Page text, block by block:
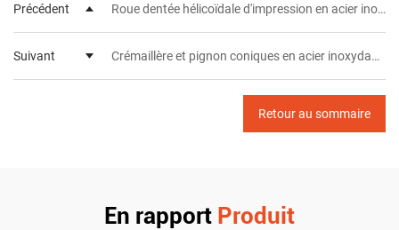
Précédent Roue dentée hélicoïdale d'impression en acier inoxydable de haute précision SUS303 304 S45C, en vente en gros
Suivant Crémaillère et pignon coniques en acier inoxydable de qualité supérieure, fabriqués en gros par le fabricant.
Retour au sommaire
En rapport Produit